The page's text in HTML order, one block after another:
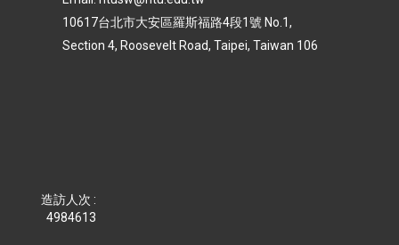
10617台北市大安區羅斯福路4段1號 No.1,
Section 4, Roosevelt Road, Taipei, Taiwan 106
造訪人次 :
4984613